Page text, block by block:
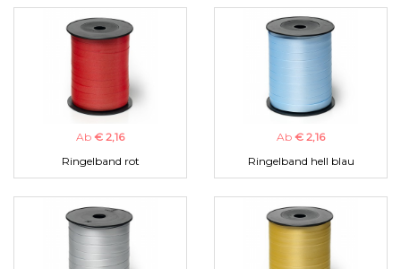
Ab € 2,16
Ringelband rot
Ab € 2,16
Ringelband hell blau